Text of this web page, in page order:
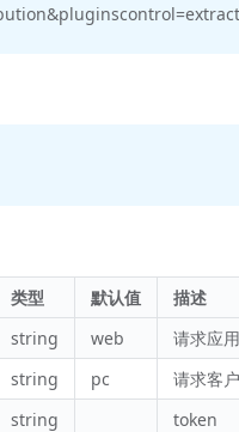
类型 默认值
描述
string web
请求应
string pc
请求客
string token